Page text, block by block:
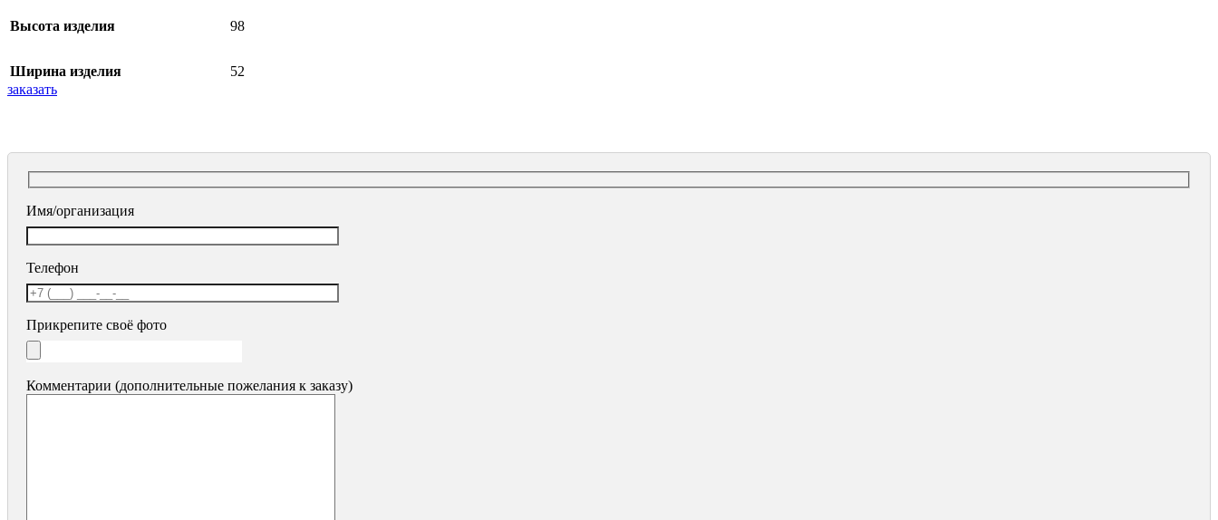
Высота изделия 98
Ширина изделия
52
заказать
Имя/организация
Телефон
Прикрепите своё фото
Комментарии (дополнительные пожелания к заказу)